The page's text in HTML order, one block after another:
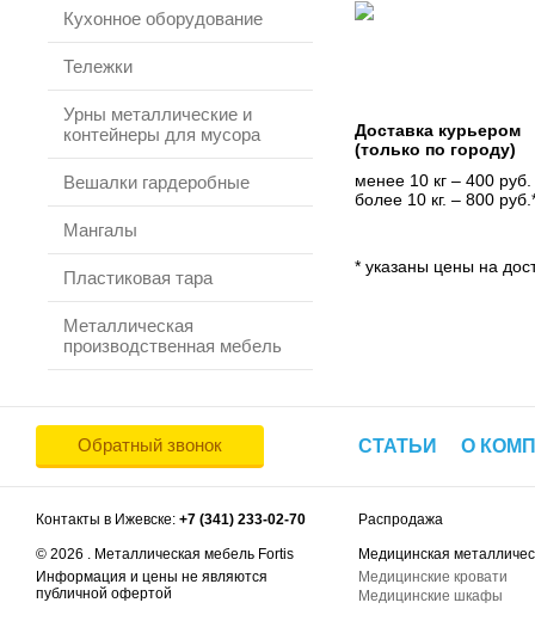
Кухонное оборудование
Тележки
Урны металлические и
контейнеры для мусора
Вешалки гардеробные
Мангалы
Пластиковая тара
Металлическая
производственная мебель
Доставка курьером
(только по городу)
менее 10 кг – 400 руб.
более 10 кг. – 800
* указаны цены на
Обратный звонок СТАТЬИ О
Контакты в Ижевске: +7 (341) 233-02-70
© 2026 . Металлическая мебель Fortis
Информация и цены не являются
публичной офертой
Распродажа
Медицинская
Медицинские кровати
Медицинские шкафы